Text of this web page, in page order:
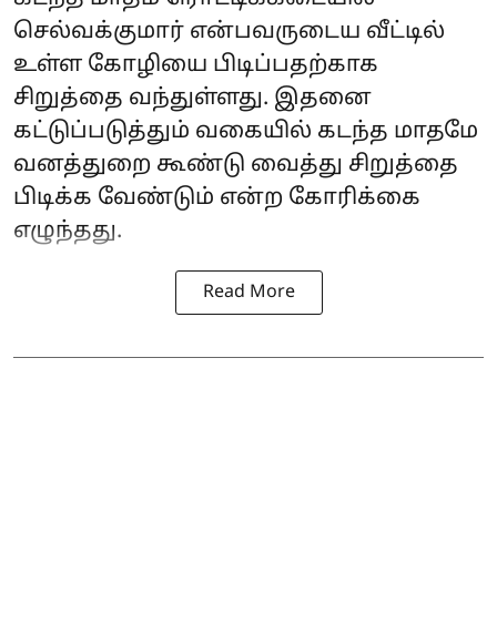
செல்வக்குமார் என்பவருடைய வீட்டில்
உள்ள கோழியை பிடிப்பதற்காக
சிறுத்தை வந்துள்ளது. இதனை
கட்டுப்படுத்தும் வகையில் கடந்த மாதமே
வனத்துறை கூண்டு வைத்து சிறுத்தை
பிடிக்க வேண்டும் என்ற கோரிக்கை
எழுந்தது.
Read More